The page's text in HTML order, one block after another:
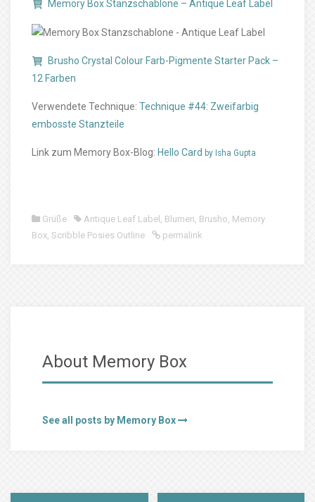
Memory Box Stanzschablone – Antique Leaf Label
Brusho Crystal Colour Farb-Pigmente Starter Pack –
12 Farben
Verwendete Technique: Technique #44: Zweifarbig
embosste Stanzteile
Link zum Memory Box-Blog: Hello Card by Isha Gupta
Grüße Antique Leaf Label Blumen Brusho Memory
Box Scribble Posies Outline permalink
About Memory Box
See all posts by Memory Box